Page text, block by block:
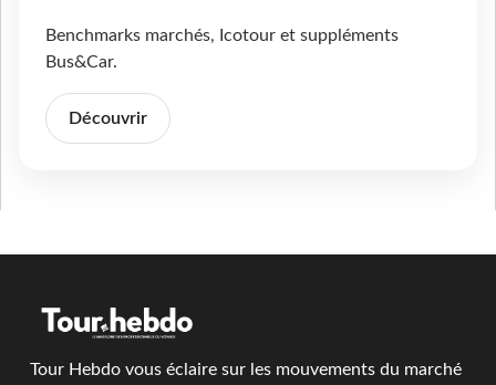
Benchmarks marchés, Icotour et suppléments
Bus&Car.
Découvrir
Tour Hebdo vous éclaire sur les mouvements du marché